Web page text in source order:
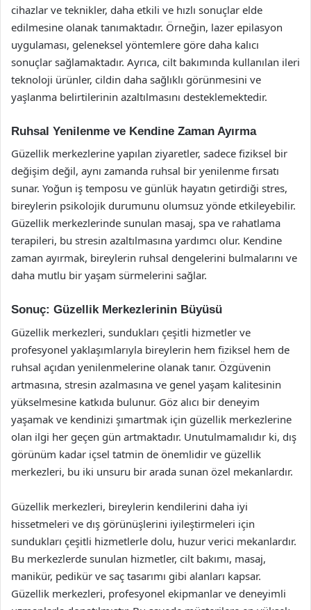
cihazlar ve teknikler, daha etkili ve hızlı sonuçlar elde
edilmesine olanak tanımaktadır. Örneğin, lazer epilasyon
uygulaması, geleneksel yöntemlere göre daha kalıcı
sonuçlar sağlamaktadır. Ayrıca, cilt bakımında kullanılan ileri
teknoloji ürünler, cildin daha sağlıklı görünmesini ve
yaşlanma belirtilerinin azaltılmasını desteklemektedir.
Ruhsal Yenilenme ve Kendine Zaman Ayırma
Güzellik merkezlerine yapılan ziyaretler, sadece fiziksel bir
değişim değil, aynı zamanda ruhsal bir yenilenme fırsatı
sunar. Yoğun iş temposu ve günlük hayatın getirdiği stres,
bireylerin psikolojik durumunu olumsuz yönde etkileyebilir.
Güzellik merkezlerinde sunulan masaj, spa ve rahatlama
terapileri, bu stresin azaltılmasına yardımcı olur. Kendine
zaman ayırmak, bireylerin ruhsal dengelerini bulmalarını ve
daha mutlu bir yaşam sürmelerini sağlar.
Sonuç: Güzellik Merkezlerinin Büyüsü
Güzellik merkezleri, sundukları çeşitli hizmetler ve
profesyonel yaklaşımlarıyla bireylerin hem fiziksel hem de
ruhsal açıdan yenilenmelerine olanak tanır. Özgüvenin
artmasına, stresin azalmasına ve genel yaşam kalitesinin
yükselmesine katkıda bulunur. Göz alıcı bir deneyim
yaşamak ve kendinizi şımartmak için güzellik merkezlerine
olan ilgi her geçen gün artmaktadır. Unutulmamalıdır ki, dış
görünüm kadar içsel tatmin de önemlidir ve güzellik
merkezleri, bu iki unsuru bir arada sunan özel mekanlardır.
Güzellik merkezleri, bireylerin kendilerini daha iyi
hissetmeleri ve dış görünüşlerini iyileştirmeleri için
sundukları çeşitli hizmetlerle dolu, huzur verici mekanlardır.
Bu merkezlerde sunulan hizmetler, cilt bakımı, masaj,
manikür, pedikür ve saç tasarımı gibi alanları kapsar.
Güzellik merkezleri, profesyonel ekipmanlar ve deneyimli